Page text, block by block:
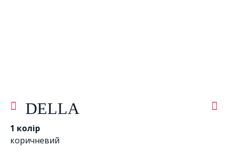
DELLA
1 колір
коричневий